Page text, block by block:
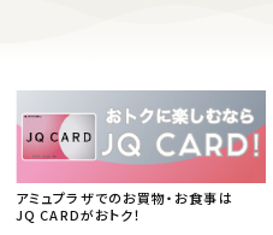
アミュプラザでのお買物・お食事は
JQ CARDがおトク！